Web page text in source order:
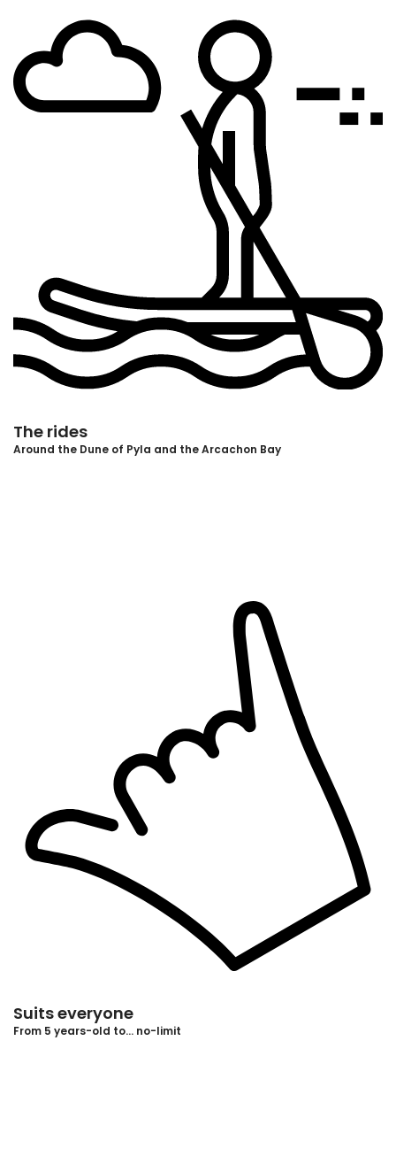
The rides
Around the Dune of Pyla and the Arcachon Bay
Suits everyone
From 5 years-old to… no-limit